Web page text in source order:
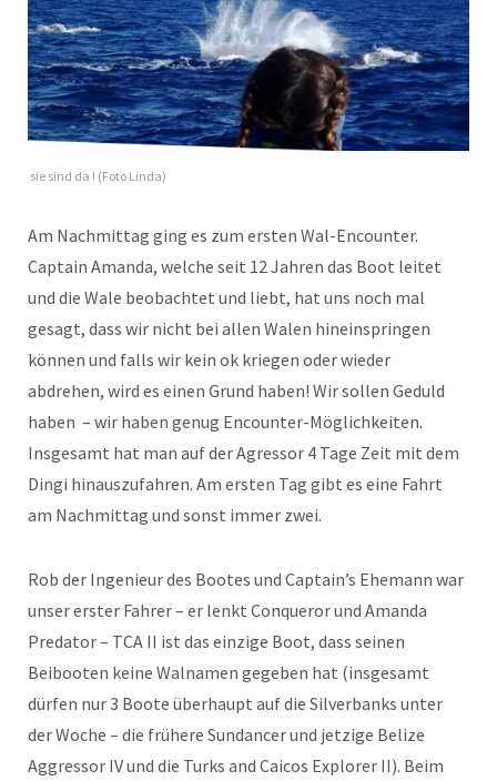
sie sind da ! (Foto Linda)
Am Nachmittag ging es zum ersten Wal-Encounter.
Captain Amanda, welche seit 12 Jahren das Boot leitet
und die Wale beobachtet und liebt, hat uns noch mal
gesagt, dass wir nicht bei allen Walen hineinspringen
können und falls wir kein ok kriegen oder wieder
abdrehen, wird es einen Grund haben! Wir sollen Geduld
haben – wir haben genug Encounter-Möglichkeiten.
Insgesamt hat man auf der Agressor 4 Tage Zeit mit dem
Dingi hinauszufahren. Am ersten Tag gibt es eine Fahrt
am Nachmittag und sonst immer zwei.
Rob der Ingenieur des Bootes und Captain’s Ehemann war
unser erster Fahrer – er lenkt Conqueror und Amanda
Predator – TCA II ist das einzige Boot, dass seinen
Beibooten keine Walnamen gegeben hat (insgesamt
dürfen nur 3 Boote überhaupt auf die Silverbanks unter
der Woche – die frühere Sundancer und jetzige Belize
Aggressor IV und die Turks and Caicos Explorer II). Beim